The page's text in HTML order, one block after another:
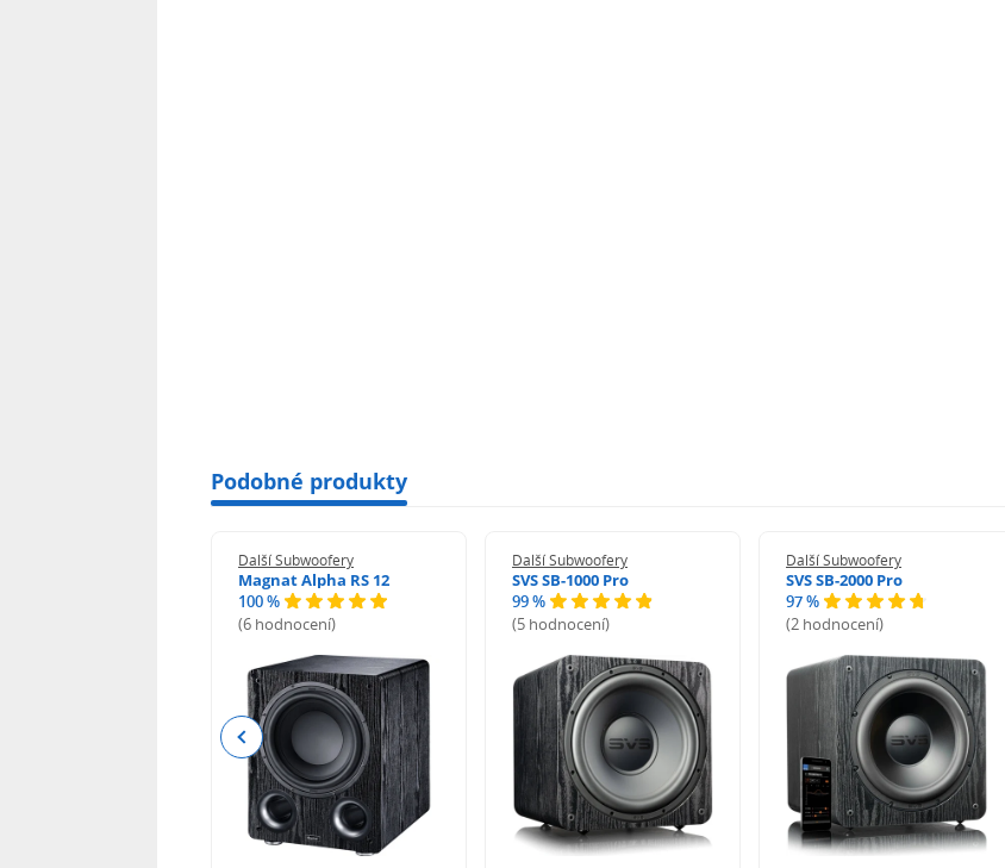
Podobné produkty
Další Subwoofery
Magnat Alpha RS 12
100 %
(6 hodnocení)
Další Subwoofery
SVS SB-1000 Pro
99 %
(5 hodnocení)
Další Subwoofery
SVS SB-2000 Pro
97 %
(2 hodnocení)
Previous